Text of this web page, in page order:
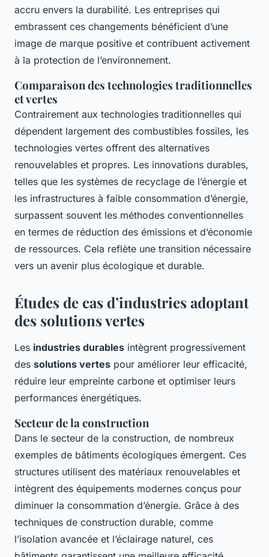
accru envers la durabilité. Les entreprises qui
embrassent ces changements bénéficient d’une
image de marque positive et contribuent activement
à la protection de l’environnement.
Comparaison des technologies traditionnelles
et vertes
Contrairement aux technologies traditionnelles qui
dépendent largement des combustibles fossiles, les
technologies vertes offrent des alternatives
renouvelables et propres. Les innovations durables,
telles que les systèmes de recyclage de l’énergie et
les infrastructures à faible consommation d’énergie,
surpassent souvent les méthodes conventionnelles
en termes de réduction des émissions et d’économie
de ressources. Cela reflète une transition nécessaire
vers un avenir plus écologique et durable.
Études de cas d’industries adoptant
des solutions vertes
Les industries durables intègrent progressivement
des solutions vertes pour améliorer leur efficacité,
réduire leur empreinte carbone et optimiser leurs
performances énergétiques.
Secteur de la construction
Dans le secteur de la construction, de nombreux
exemples de bâtiments écologiques émergent. Ces
structures utilisent des matériaux renouvelables et
intègrent des équipements modernes conçus pour
diminuer la consommation d’énergie. Grâce à des
techniques de construction durable, comme
l’isolation avancée et l’éclairage naturel, ces